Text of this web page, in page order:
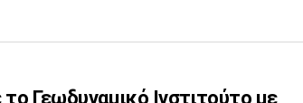
Γεωδυναμικό Ινστιτούτο με